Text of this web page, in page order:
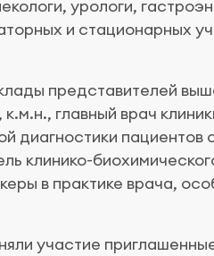
урологи,
и стационарных
представителей
главный врач
диагностики пациентов
клинико-
в практике врача,
участие